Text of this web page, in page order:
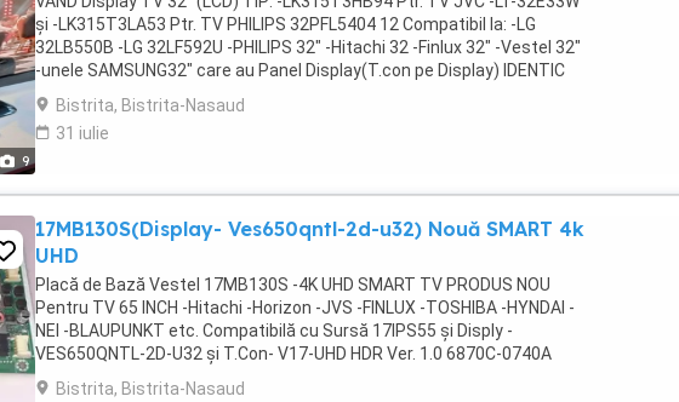
9
și -LK315T3LA53 Ptr. TV PHILIPS 32PFL5404 12 Compatibil la: -LG
32LB550B -LG 32LF592U -PHILIPS 32" -Hitachi 32 -Finlux 32" -Vestel 32"
-unele SAMSUNG32" care au Panel Display(T.con pe Display) IDENTIC
PROVINE DINTR-UN TV JVC 32" cu ...
Bistrita, Bistrita-Nasaud
31 iulie
17MB130S(Display- Ves650qntl-2d-u32) Nouă SMART 4k
UHD
Placă de Bază Vestel 17MB130S -4K UHD SMART TV PRODUS NOU
Pentru TV 65 INCH -Hitachi -Horizon -JVS -FINLUX -TOSHIBA -HYNDAI -
NEI -BLAUPUNKT etc. Compatibilă cu Sursă 17IPS55 și Disply -
VES650QNTL-2D-U32 și T.Con- V17-UHD HDR Ver. 1.0 6870C-0740A
Provine dintr-un TV cu Displayul spart în MAGAZIN ...
Bistrita, Bistrita-Nasaud